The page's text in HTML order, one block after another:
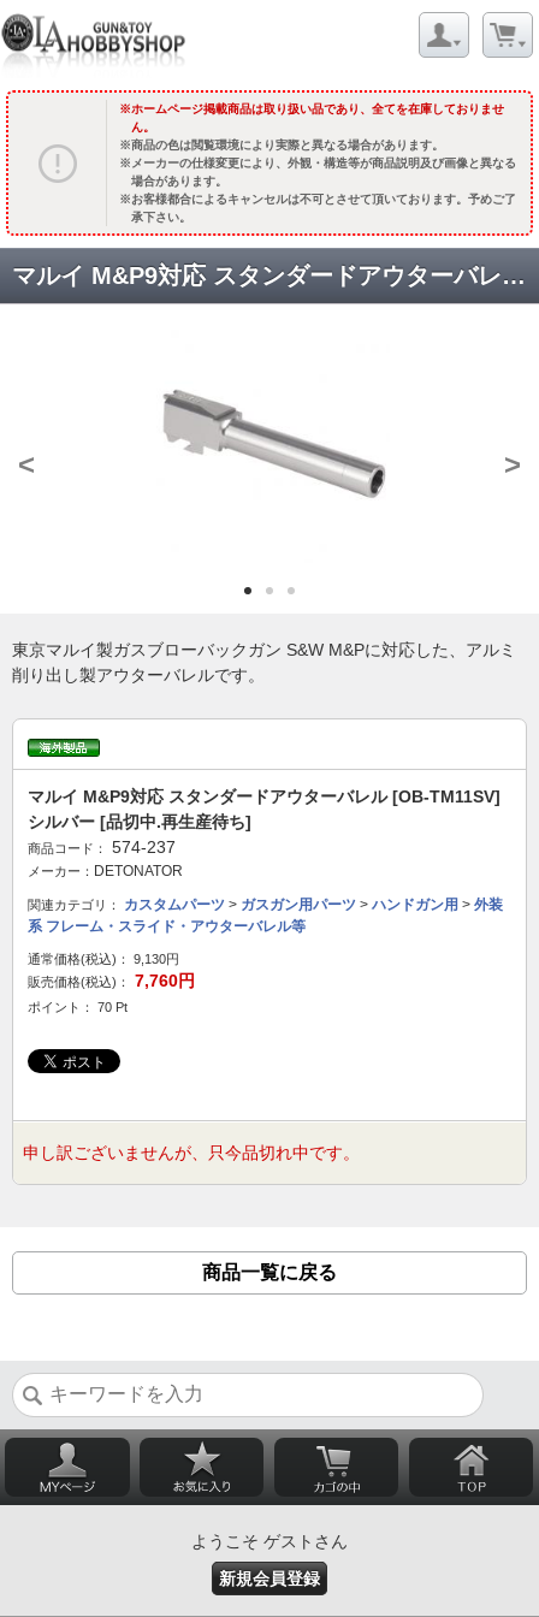
ホームページ掲載商品は取り扱い品であり、全てを在庫しておりませ
ん。
商品の色は閲覧環境により実際と異なる場合があります。
メーカーの仕様変更により、外観・構造等が商品説明及び画像と異なる
場合があります。
お客様都合によるキャンセルは不可とさせて頂いております。予めご了
承下さい。
マルイ M&P9対応 スタンダードアウターバレル [OB-TM11SV] シルバー [品切中.再生産待ち]
< >
東京マルイ製ガスブローバックガン S&W M&Pに対応した、アルミ
削り出し製アウターバレルです。
マルイ M&P9対応 スタンダードアウターバレル [OB-TM11SV]
シルバー [品切中.再生産待ち]
商品コード： 574-237
メーカー： DETONATOR
関連カテゴリ： カスタムパーツ > ガスガン用パーツ > ハンドガン用 > 外装
系 フレーム・スライド・アウターバレル等
通常価格(税込)：
9,130円
販売価格(税込)：
7,760円
ポイント： 70 Pt
申し訳ございませんが、只今品切れ中です。
商品一覧に戻る
ようこそ ゲストさん
新規会員登録